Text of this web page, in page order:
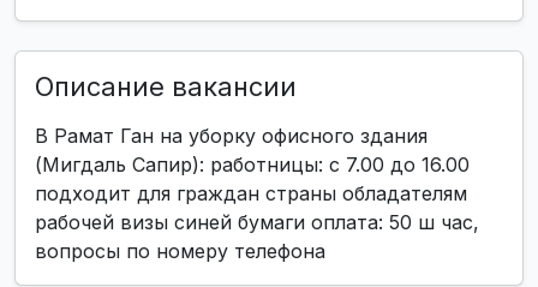
Описание вакансии
В Рамат Ган на уборку офисного здания
(Мигдаль Сапир): работницы: с 7.00 до 16.00
подходит для граждан страны обладателям
рабочей визы синей бумаги оплата: 50 ш час,
вопросы по номеру телефона